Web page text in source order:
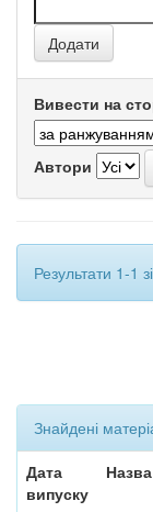
Вивести на
Автори
Результати 1-1
Знайдені
Дата
випуску
Назва